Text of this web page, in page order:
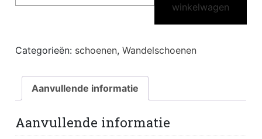
Bruin
winkelwagen
Categorieën: schoenen,Wandelschoenen
Aanvullende informatie
Aanvullende informatie